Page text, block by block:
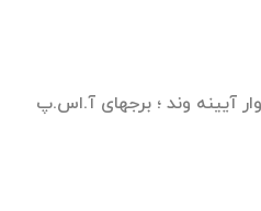
آیینه وند ؛ برجهای آ.اس.پ